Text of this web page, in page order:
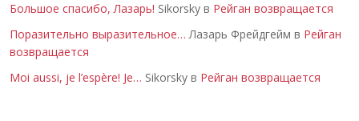
Большое спасибо, Лазарь! Sikorsky в Рейган возвращается
Поразительно выразительное… Лазарь Фрейдгейм в Рейган
возвращается
Moi aussi, je l’espère! Je… Sikorsky в Рейган возвращается